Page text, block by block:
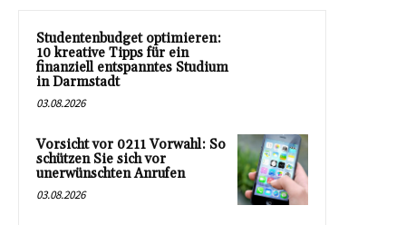
Studentenbudget optimieren:
10 kreative Tipps für ein
finanziell entspanntes Studium
in Darmstadt
03.08.2026
Vorsicht vor 0211 Vorwahl: So
schützen Sie sich vor
unerwünschten Anrufen
03.08.2026